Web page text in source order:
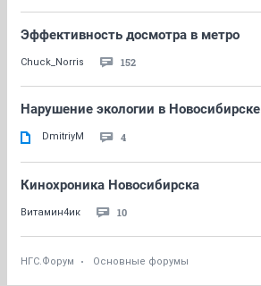
Эффективность досмотра в метро
Chuck_Norris 152
Нарушение экологии в Новосибирске
DmitriyM 4
Кинохроника Новосибирска
Витaмин4ик 10
НГС.Форум Основные форумы